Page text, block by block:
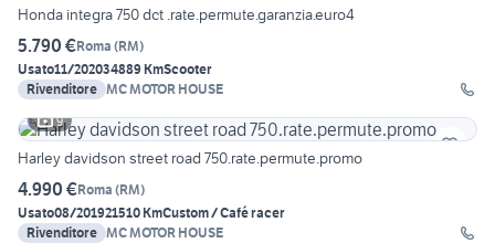
Honda integra 750 dct .rate.permute.garanzia.euro4
5.790 €Roma (RM)
Usato11/202034889 KmScooter
Rivenditore MC MOTOR HOUSE
9
Harley davidson street road 750.rate.permute.promo
4.990 €Roma (RM)
Usato08/201921510 KmCustom / Café racer
Rivenditore MC MOTOR HOUSE